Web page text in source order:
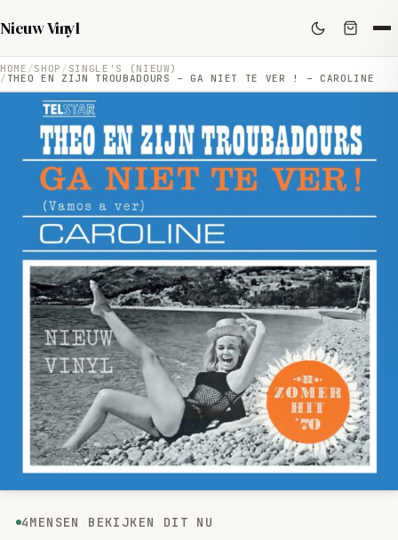
Nieuw Vinyl
HOME SHOP SINGLE'S (NIEUW)
THEO EN ZIJN TROUBADOURS – GA NIET TE VER ! – CAROLINE
4MENSEN BEKIJKEN DIT NU